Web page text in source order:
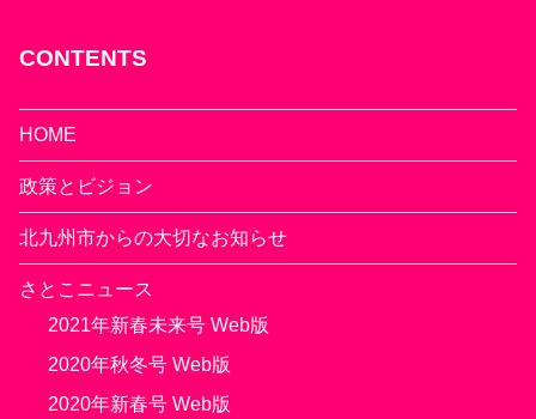
CONTENTS
HOME
政策とビジョン
北九州市からの大切なお知らせ
さとこニュース
2021年新春未来号 Web版
2020年秋冬号 Web版
2020年新春号 Web版